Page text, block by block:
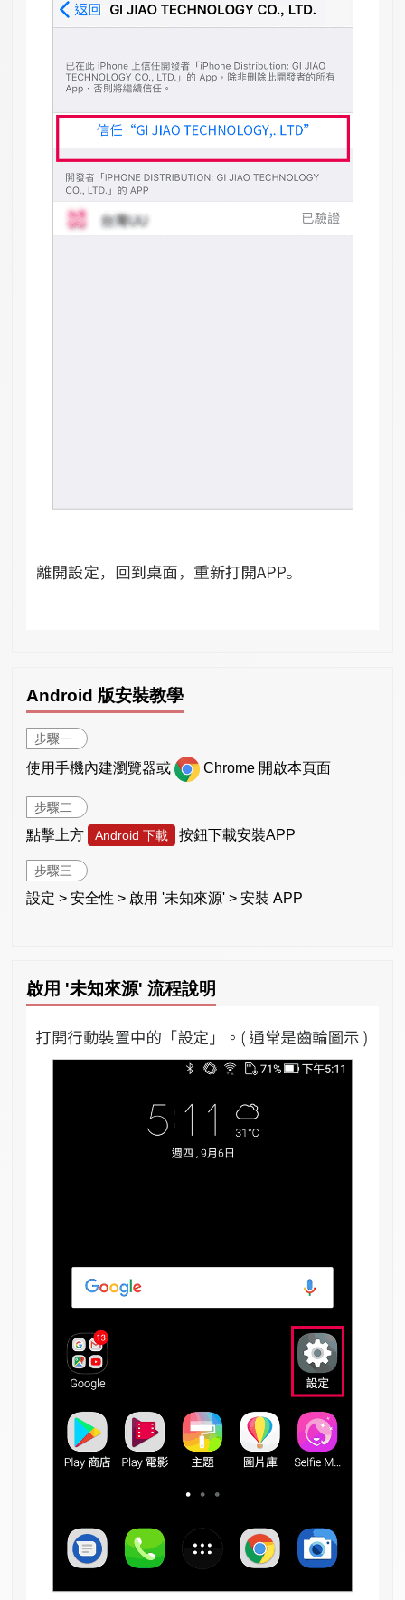
Android 版安裝教學
步驟一
使用手機內建瀏覽器或 Chrome 開啟本頁面
步驟二
點擊上方 Android 下載 按鈕下載安裝APP
步驟三
設定 > 安全性 > 啟用 '未知來源' > 安裝 APP
啟用 '未知來源' 流程說明